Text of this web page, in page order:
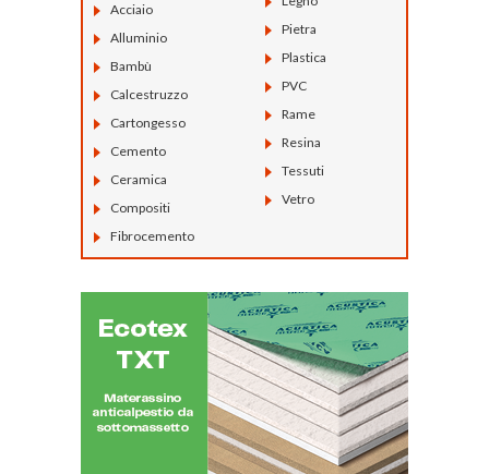
Acciaio
Alluminio
Bambù
Calcestruzzo
Cartongesso
Cemento
Ceramica
Compositi
Fibrocemento
Pietra
Plastica
PVC
Rame
Resina
Tessuti
Vetro